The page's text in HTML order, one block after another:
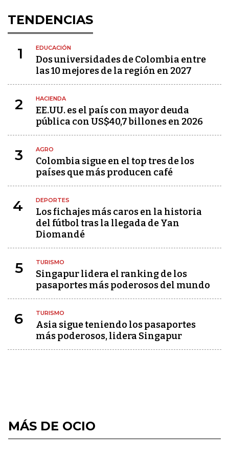
TENDENCIAS
1 EDUCACIÓN
Dos universidades de Colombia entre
las 10 mejores de la región en 2027
2 HACIENDA
EE.UU. es el país con mayor deuda
pública con US$40,7 billones en 2026
3 AGRO
Colombia sigue en el top tres de los
países que más producen café
4 DEPORTES
Los fichajes más caros en la historia
del fútbol tras la llegada de Yan
Diomandé
5 TURISMO
Singapur lidera el ranking de los
pasaportes más poderosos del mundo
6 TURISMO
Asia sigue teniendo los pasaportes
más poderosos, lidera Singapur
MÁS DE OCIO